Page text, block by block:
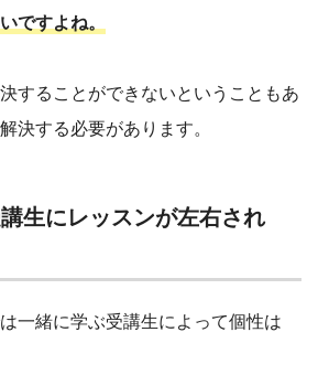
ですよね。
することができないということもあ
決する必要があります。
生にレッスンが左右され
一緒に学ぶ受講生によって個性は